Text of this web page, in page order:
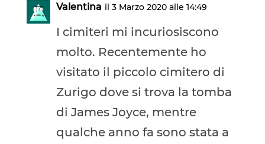
Valentina il 3 Marzo 2020 alle 14:49
I cimiteri mi incuriosiscono
molto. Recentemente ho
visitato il piccolo cimitero di
Zurigo dove si trova la tomba
di James Joyce, mentre
qualche anno fa sono stata a